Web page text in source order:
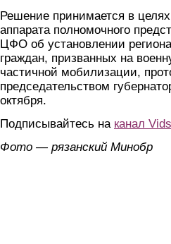
Решение принимается в
аппарата полномочного
ЦФО об установлении
граждан, призванных на
частичной мобилизации,
председательством
октября.
Подписывайтесь на канал
Фото — рязанский Минобр